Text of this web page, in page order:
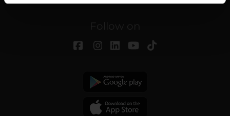
con altre informazioni che hai fornito loro o che hanno
Follow on